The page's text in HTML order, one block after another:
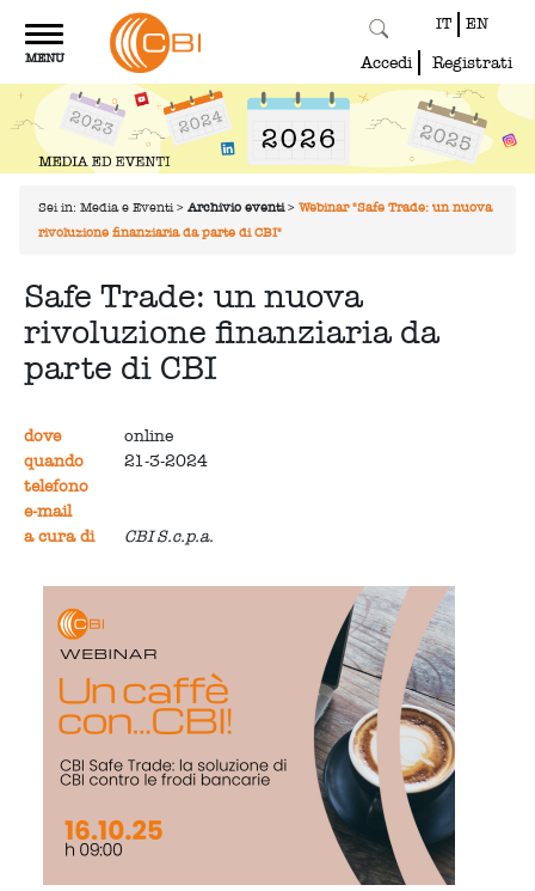
Toggle
navigation
MENU
IT EN
Accedi Registrati
Sei in: Media e Eventi > Archivio eventi > Webinar "Safe Trade: un nuova
rivoluzione finanziaria da parte di CBI"
Safe Trade: un nuova
rivoluzione finanziaria da
parte di CBI
dove
online
quando
21-3-2024
telefono
e-mail
a cura di
CBI S.c.p.a.